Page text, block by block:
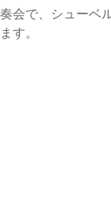
会で、シューベ
す。